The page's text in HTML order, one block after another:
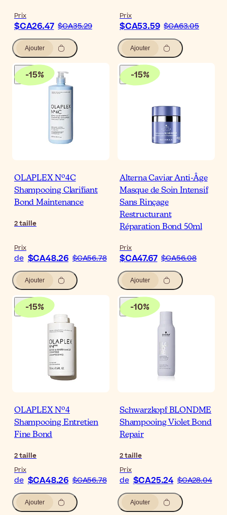
Prix
$CA26.47 $CA35.29
Ajouter
Prix
$CA53.59 $CA63.05
Ajouter
-15%
OLAPLEX Nº4C
Shampooing Clarifiant
Bond Maintenance
2taille
Prix
de $CA48.26 $CA56.78
Ajouter
-15%
Alterna Caviar Anti-Âge
Masque de Soin Intensif
Sans Rinçage
Restructurant
Réparation Bond 50ml
Prix
$CA47.67 $CA56.08
Ajouter
-15%
OLAPLEX Nº4
Shampooing Entretien
Fine Bond
2taille
Prix
de $CA48.26 $CA56.78
Ajouter
-10%
Schwarzkopf BLONDME
Shampooing Violet Bond
Repair
2taille
Prix
de $CA25.24 $CA28.04
Ajouter